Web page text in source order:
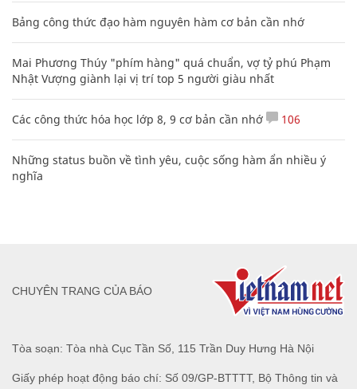
Bảng công thức đạo hàm nguyên hàm cơ bản cần nhớ
Mai Phương Thúy "phím hàng" quá chuẩn, vợ tỷ phú Phạm
Nhật Vượng giành lại vị trí top 5 người giàu nhất
Các công thức hóa học lớp 8, 9 cơ bản cần nhớ 106
Những status buồn về tình yêu, cuộc sống hàm ẩn nhiều ý
nghĩa
Tòa soạn: Tòa nhà Cục Tần Số, 115 Trần Duy Hưng Hà Nội
Giấy phép hoạt động báo chí: Số 09/GP-BTTTT, Bộ Thông tin và
CHUYÊN TRANG CỦA BÁO